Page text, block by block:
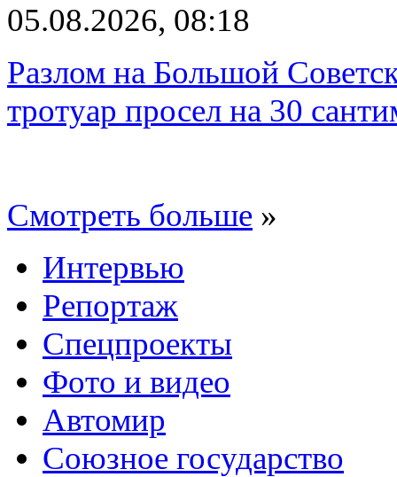
05.08.2026, 08:18
Разлом на Большой
тротуар просел на 30
Смотреть больше »
Интервью
Репортаж
Спецпроекты
Фото и видео
Автомир
Союзное государство